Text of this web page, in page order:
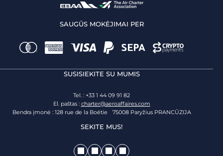
SAUGŪS MOKĖJIMAI PER
SUSISIEKITE SU MUMIS
Tel. : +33 1 44 09 91 82
El. paštas : charter@aeroaffaires.com
Bendra įmonė : 128 rue de la Boétie 75008 Paryžius PRANCŪZIJA
SEKITE MUS!